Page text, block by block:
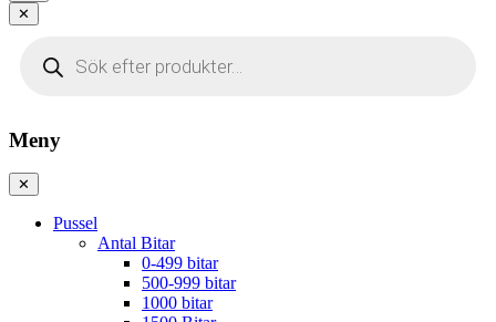
✕
Meny
✕
Pussel
Antal Bitar
0-499 bitar
500-999 bitar
1000 bitar